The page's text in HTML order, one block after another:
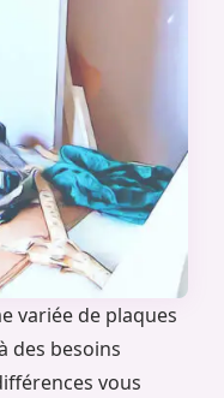
variée de plaques
des besoins
vous